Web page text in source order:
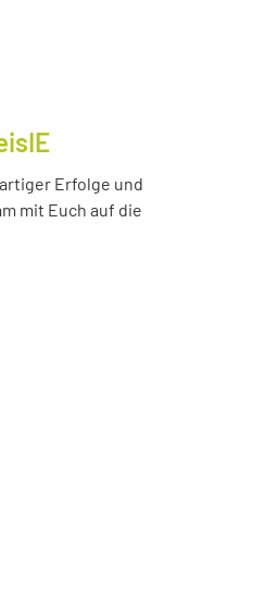
Erfolge und
mit Euch auf die